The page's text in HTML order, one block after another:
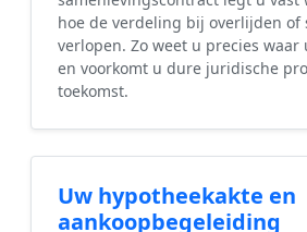
hoe de verdeling bij overlijden of
verlopen. Zo weet u precies waar
en voorkomt u dure juridische
toekomst.
Uw hypotheekakte en
aankoopbegeleiding